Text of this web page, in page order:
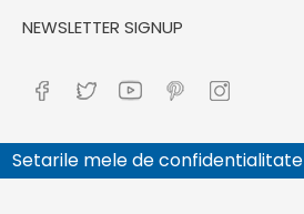
NEWSLETTER SIGNUP
Setarile mele de confidentialitate